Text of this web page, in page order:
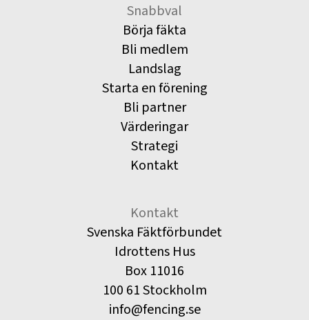
Snabbval
Börja fäkta
Bli medlem
Landslag
Starta en förening
Bli partner
Värderingar
Strategi
Kontakt
Kontakt
Svenska Fäktförbundet
Idrottens Hus
Box 11016
100 61 Stockholm
info@fencing.se